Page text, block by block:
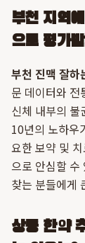
부천 지역
으로 평가
부천 진맥 잘하
문 데이터와 전
신체 내부의
10년의 노하우
요한 보약 및
으로 안심할 수
찾는 분들에게
상동 한약